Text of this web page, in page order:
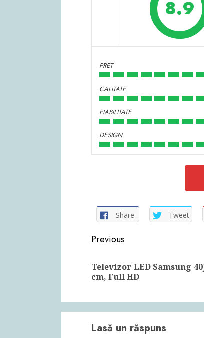
8.9
PRET
CALITATE
FIABILITATE
DESIGN
Share Tweet
Continue
Reading
Previous
Televizor LED Samsung
cm, Full HD
Lasă un răspuns